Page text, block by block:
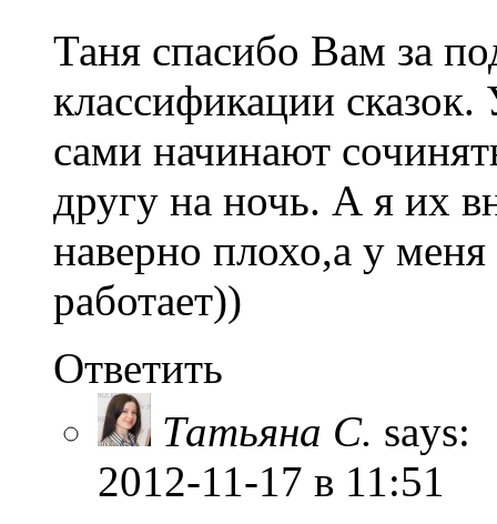
Таня спасибо Вам за
классификации
сами начинают
другу на ночь. А я их
наверно плохо,а у
работает))
Ответить
Татьяна С. says:
2012-11-17 в 11:51